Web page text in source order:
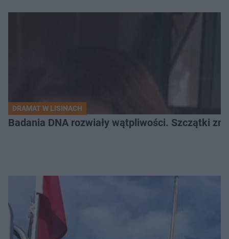
DRAMAT W LISINACH
Badania DNA rozwiały wątpliwości. Szczątki